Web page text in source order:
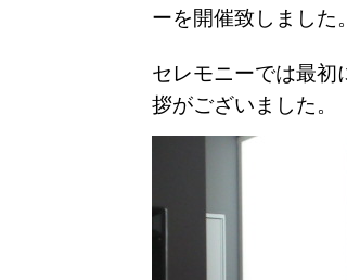
ーを開催致しました。
セレモニーでは最初
拶がございました。